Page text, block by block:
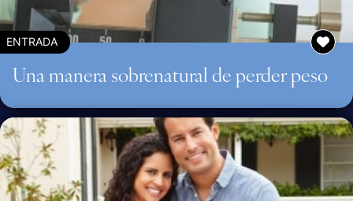
ENTRADA
Una manera sobrenatural de perder peso